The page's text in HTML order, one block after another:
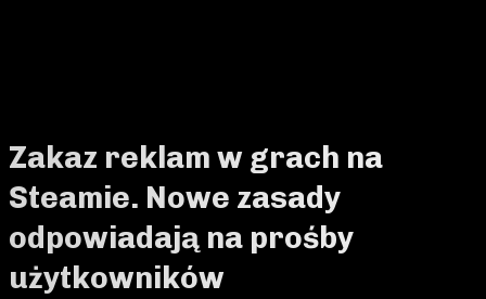
Zakaz reklam w grach na
Steamie. Nowe zasady
odpowiadają na prośby
użytkowników